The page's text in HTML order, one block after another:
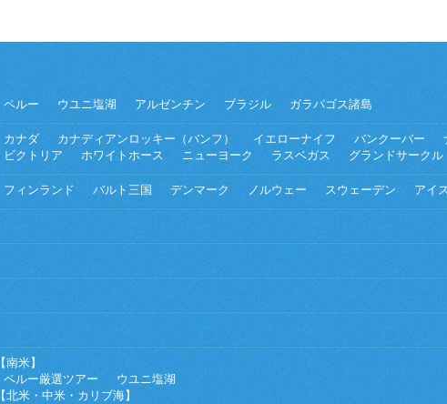
ペルー ウユニ塩湖 アルゼンチン ブラジル ガラパゴス諸島
カナダ カナディアンロッキー（バンフ） イエローナイフ バンクーバー
ビクトリア
ホワイトホース ニューヨーク ラスベガス グランドサークル
フィンランド バルト三国 デンマーク ノルウェー スウェーデン アイ
【南米】
ペルー厳選ツアー
ウユニ塩湖
【北米・中米・カリブ海】